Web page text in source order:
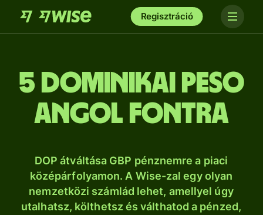
Regisztráció
5 dominikai peso
angol fontra
DOP átváltása GBP pénznemre a piaci
középárfolyamon. A Wise-zal egy olyan
nemzetközi számlád lehet, amellyel úgy
utalhatsz, költhetsz és válthatod a pénzed,